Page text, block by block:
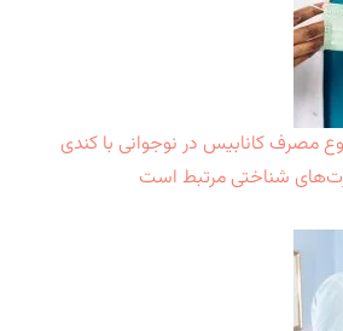
مصرف کانابیس در نوجوانی با کندی
شناختی مرتبط است